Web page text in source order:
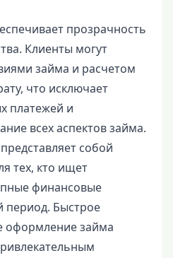
прозрачность
Клиенты могут
займа и расчетом
что исключает
платежей и
всех аспектов займа.
собой
тех, кто ищет
финансовые
период. Быстрое
оформление займа